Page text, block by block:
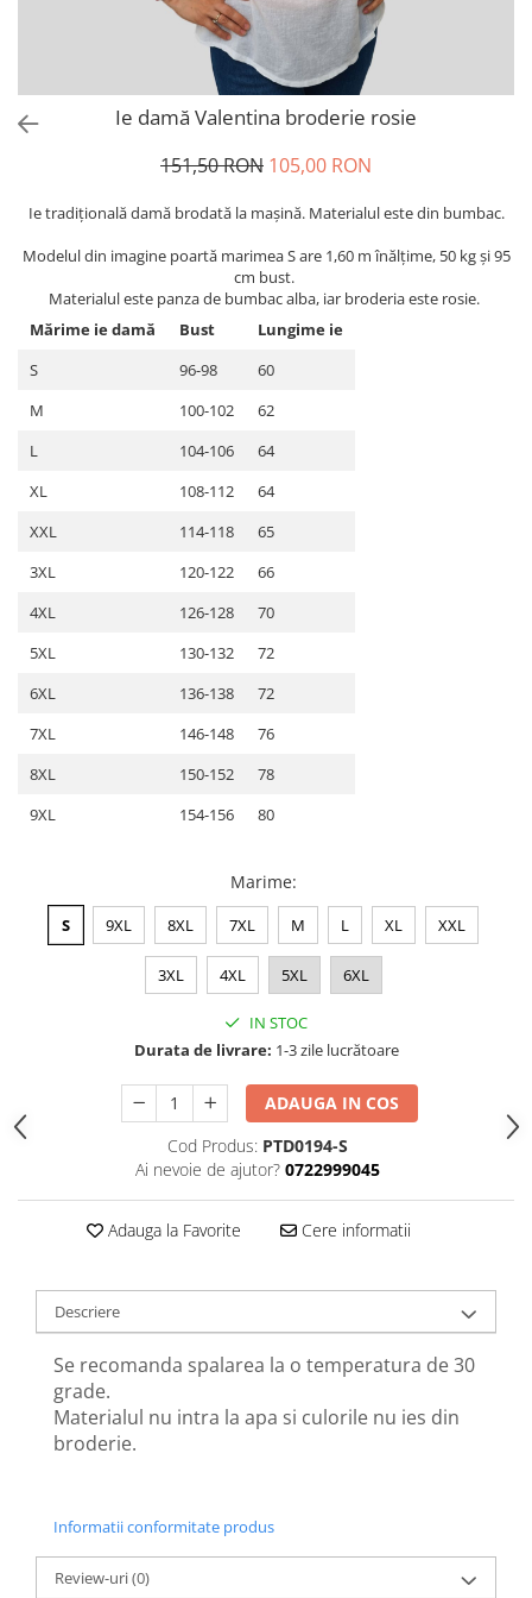
Ie damă Valentina broderie rosie
151,50 RON 105,00 RON
Ie tradiţională damă brodată la maşină. Materialul este din bumbac.
Modelul din imagine poartă marimea S are 1,60 m înălțime, 50 kg și 95
cm bust.
Materialul este panza de bumbac alba, iar broderia este rosie.
Mărime ie damă
Bust
Lungime ie
S
96-98
60
M
100-102
62
L
104-106
64
XL
108-112
64
XXL
114-118
65
3XL
120-122
66
4XL
126-128
70
5XL
130-132
72
6XL
136-138
72
7XL
146-148
76
8XL
150-152
78
9XL
154-156 80
Marime:
S 9XL 8XL 7XL M L XL XXL
3XL 4XL 5XL 6XL
IN STOC
Durata de livrare: 1-3 zile lucrătoare
ADAUGA IN COS
Cod Produs: PTD0194-S
Ai nevoie de ajutor? 0722999045
Adauga la Favorite Cere informatii
Descriere
Se recomanda spalarea la o temperatura de 30
grade.
Materialul nu intra la apa si culorile nu ies din
broderie.
Informatii conformitate produs
Review-uri(0)